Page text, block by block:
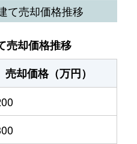
万円
出町柳
万円
出町柳
3,800万円
出町柳
万円
万円
て売却価格推移
売却価格推移
売却価格（万円）